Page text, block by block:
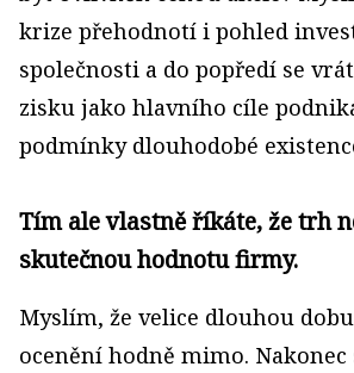
krize přehodnotí i pohled
společnosti a do popředí se
zisku jako hlavního cíle
podmínky dlouhodobé
Tím ale vlastně říkáte, že trh
skutečnou hodnotu firmy.
Myslím, že velice dlouhou
ocenění hodně mimo. Nakonec